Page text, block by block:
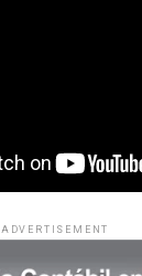
ADVERTISEMENT